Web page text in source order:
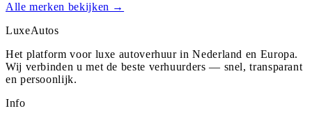
Alle merken bekijken →
LuxeAutos
Het platform voor luxe autoverhuur in Nederland en Europa.
Wij verbinden u met de beste verhuurders — snel, transparant
en persoonlijk.
Info